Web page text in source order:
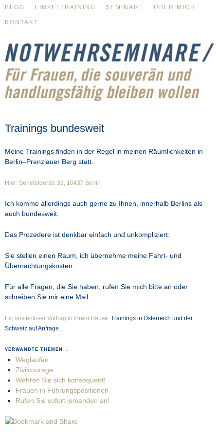
BLOG EINZELTRAINING SEMINARE ÜBER MICH
KONTAKT
Trainings bundesweit
Meine Trainings finden in der Regel in meinen Räumlichkeiten in
Berlin–Prenzlauer Berg statt.
Hier: Senefelderstr. 33, 10437 Berlin
Ich komme allerdings auch gerne zu Ihnen, innerhalb Berlins als
auch bundesweit.
Das Prozedere ist denkbar einfach und unkompliziert:
Sie stellen einen Raum, ich übernehme meine Fahrt- und
Übernachtungskosten.
Für alle Fragen, die Sie haben, rufen Sie mich bitte an oder
schreiben Sie mir eine Mail.
Ein kostenloser Vortrag in Ihrem Hause. Trainings in Österreich und der
Schweiz auf Anfrage.
VERWANDTE THEMEN →
Weglaufen
Zivilcourage
Wehren Sie sich konsequent!
Frauen in Führungspositionen
Rufen Sie sofort jemanden an!